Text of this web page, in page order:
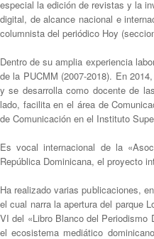
especial la edición de revistas y la
digital, de alcance nacional e
columnista del periódico Hoy
Dentro de su amplia experiencia
de la PUCMM (2007-2018). En
y se desarrolla como docente de
lado, facilita en el área de
de Comunicación en el Instituto
Es vocal internacional de la
República Dominicana, el proyecto
Ha realizado varias publicaciones,
el cual narra la apertura del parque
VI del «Libro Blanco del Periodismo
el ecosistema mediático